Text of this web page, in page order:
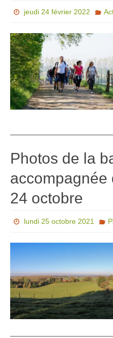
jeudi 24 février 2022
Photos de la
accompagnée
24 octobre
lundi 25 octobre 2021